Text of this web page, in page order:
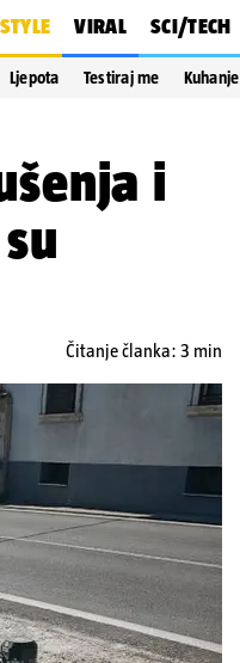
VIRAL SCI/TECH
Ljepota Testiraj me Kuhanje
i
Čitanje članka: 3 min